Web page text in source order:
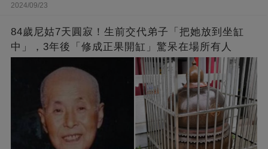
2024/09/23
84歲尼姑7天圓寂！生前交代弟子「把她放到坐缸
中」，3年後「修成正果開缸」驚呆在場所有人